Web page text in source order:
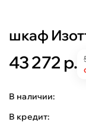
шкаф
43 272 р.
В наличии:
В кредит: